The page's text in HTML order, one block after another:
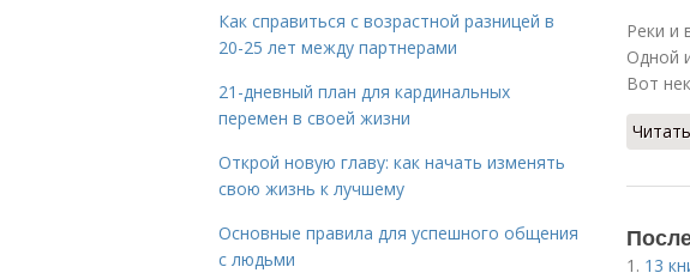
Реки и
Одной
Вот
1. 13
Как справиться с возрастной разницей в
20-25 лет между партнерами
21-дневный план для кардинальных
перемен в своей жизни
Открой новую главу: как начать изменять
свою жизнь к лучшему
Основные правила для успешного общения
с людьми